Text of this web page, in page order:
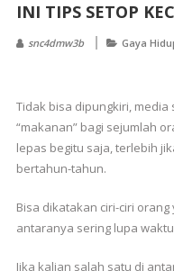
INI TIPS SETOP
snc4dmw3b Gaya
Tidak bisa dipungkiri,
“makanan” bagi sejumlah
lepas begitu saja, terlebih
bertahun-tahun.
Bisa dikatakan ciri-ciri
antaranya sering lupa
Jika kalian salah satu di